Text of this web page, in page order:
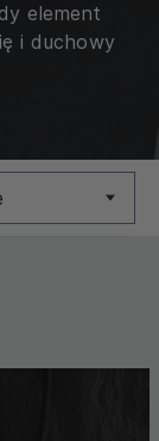
element
i duchowy
>